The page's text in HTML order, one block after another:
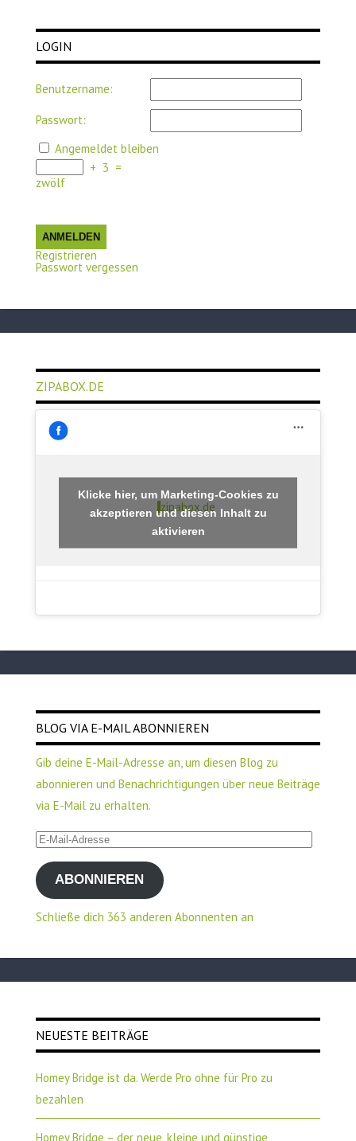
LOGIN
Benutzername:
Passwort:
Angemeldet bleiben
+ 3 =
zwölf
ANMELDEN
Registrieren
Passwort vergessen
ZIPABOX.DE
zipabox.de
Klicke hier, um Marketing-Cookies zu
akzeptieren und diesen Inhalt zu
aktivieren
BLOG VIA E-MAIL ABONNIEREN
Gib deine E-Mail-Adresse an, um diesen Blog zu
abonnieren und Benachrichtigungen über neue Beiträge
via E-Mail zu erhalten.
E-
Mail-
AdresseABONNIEREN
Schließe dich 363 anderen Abonnenten an
NEUESTE BEITRÄGE
Homey Bridge ist da. Werde Pro ohne für Pro zu
bezahlen
Homey Bridge – der neue, kleine und günstige